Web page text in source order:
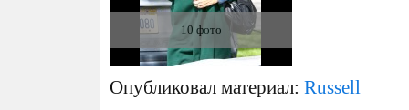
10 фото
Опубликовал материал: Russell